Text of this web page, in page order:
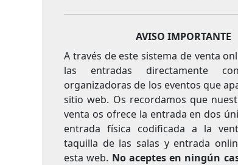
AVISO IMPORTANTE
A través de este sistema de venta
las entradas directamente
organizadoras de los eventos que
sitio web. Os recordamos que
venta os ofrece la entrada en dos
entrada física codificada a la
taquilla de las salas y entrada
esta web. No aceptes en ningún